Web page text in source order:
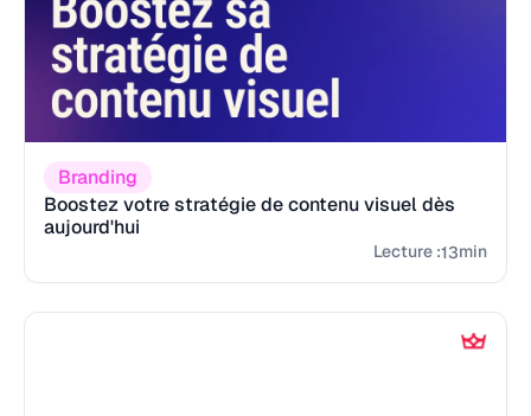
Branding
Boostez votre stratégie de contenu visuel dès
aujourd'hui
Lecture :13min